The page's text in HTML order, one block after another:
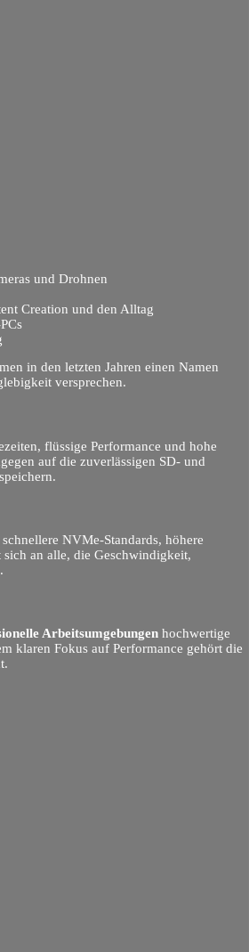
und Drohnen
Creation und den Alltag
in den letzten Jahren einen Namen
versprechen.
flüssige Performance und hohe
auf die zuverlässigen SD- und
NVMe-Standards, höhere
an alle, die Geschwindigkeit,
Arbeitsumgebungen hochwertige
klaren Fokus auf Performance gehört die